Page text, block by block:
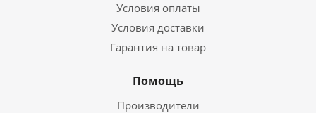
Условия оплаты
Условия доставки
Гарантия на товар
Помощь
Производители